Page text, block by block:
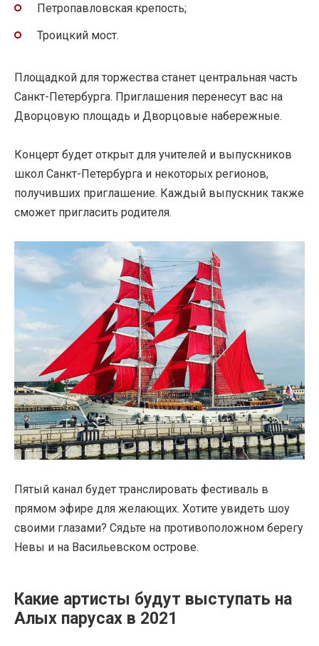
Петропавловская крепость;
Троицкий мост.
Площадкой для торжества станет центральная часть
Санкт-Петербурга. Приглашения перенесут вас на
Дворцовую площадь и Дворцовые набережные.
Концерт будет открыт для учителей и выпускников
школ Санкт-Петербурга и некоторых регионов,
получивших приглашение. Каждый выпускник также
сможет пригласить родителя.
Пятый канал будет транслировать фестиваль в
прямом эфире для желающих. Хотите увидеть шоу
своими глазами? Сядьте на противоположном берегу
Невы и на Васильевском острове.
Какие артисты будут выступать на
Алых парусах в 2021